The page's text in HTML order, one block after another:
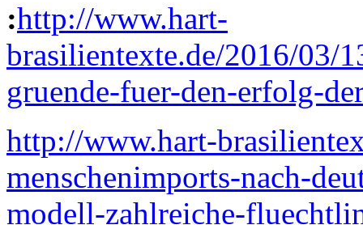
:http://www.hart-
brasilientexte.de/2016/03/
gruende-fuer-den-erfolg-
http://www.hart-
menschenimports-nach-
modell-zahlreiche-